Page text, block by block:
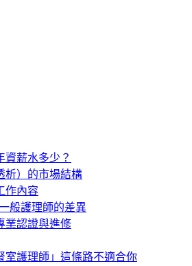
資薪水多少？
析）的市場結構
作內容
般護理師的差異
業認證與進修
室護理師」這條路不適合你